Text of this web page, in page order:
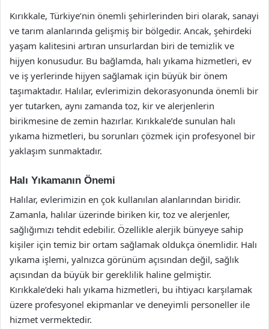
Kırıkkale, Türkiye’nin önemli şehirlerinden biri olarak, sanayi
ve tarım alanlarında gelişmiş bir bölgedir. Ancak, şehirdeki
yaşam kalitesini artıran unsurlardan biri de temizlik ve
hijyen konusudur. Bu bağlamda, halı yıkama hizmetleri, ev
ve iş yerlerinde hijyen sağlamak için büyük bir önem
taşımaktadır. Halılar, evlerimizin dekorasyonunda önemli bir
yer tutarken, aynı zamanda toz, kir ve alerjenlerin
birikmesine de zemin hazırlar. Kırıkkale’de sunulan halı
yıkama hizmetleri, bu sorunları çözmek için profesyonel bir
yaklaşım sunmaktadır.
Halı Yıkamanın Önemi
Halılar, evlerimizin en çok kullanılan alanlarından biridir.
Zamanla, halılar üzerinde biriken kir, toz ve alerjenler,
sağlığımızı tehdit edebilir. Özellikle alerjik bünyeye sahip
kişiler için temiz bir ortam sağlamak oldukça önemlidir. Halı
yıkama işlemi, yalnızca görünüm açısından değil, sağlık
açısından da büyük bir gereklilik haline gelmiştir.
Kırıkkale’deki halı yıkama hizmetleri, bu ihtiyacı karşılamak
üzere profesyonel ekipmanlar ve deneyimli personeller ile
hizmet vermektedir.